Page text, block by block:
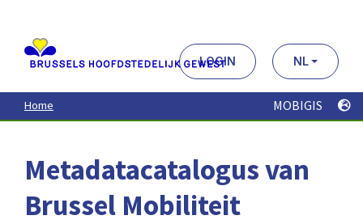
contenu
principal
LOGIN NL
Home MOBIGIS
Metadatacatalogus van
Brussel Mobiliteit